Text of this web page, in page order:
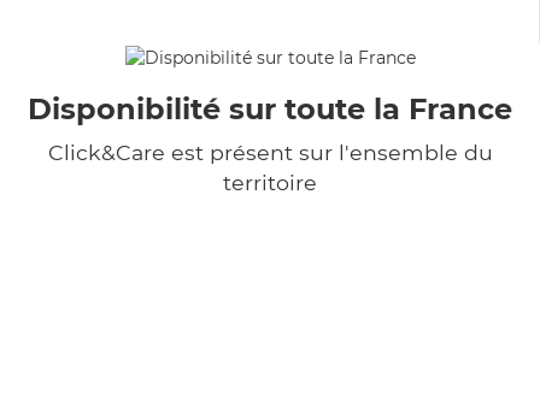
Disponibilité sur toute la France
Click&Care est présent sur l'ensemble du
territoire